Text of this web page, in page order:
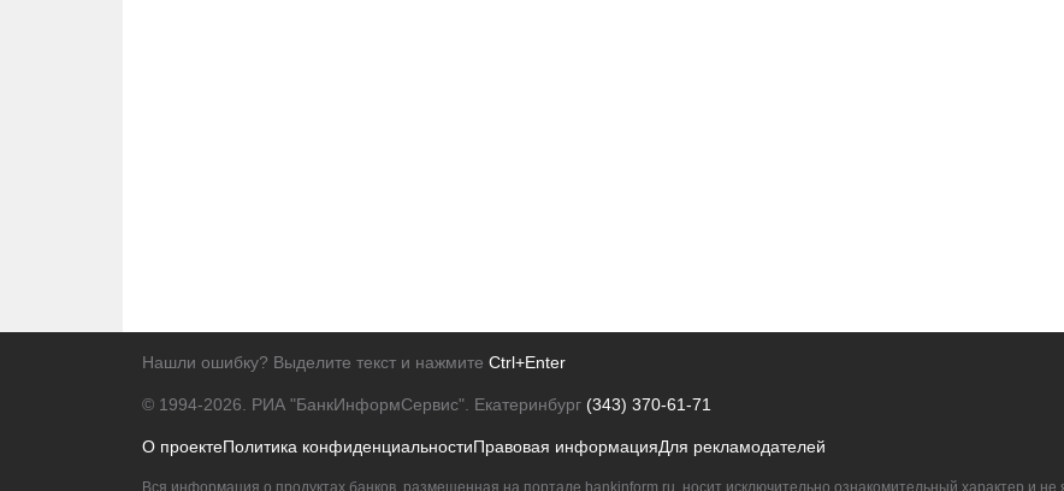
Нашли ошибку? Выделите текст и нажмите Ctrl+Enter
© 1994-2026. РИА "БанкИнформСервис". Екатеринбург (343) 370-61-71
О проектеПолитика конфиденциальностиПравовая информацияДля рекламодателей
Вся информация о продуктах банков, размещенная на портале bankinform.ru, носит исключительно ознакомительный характер и